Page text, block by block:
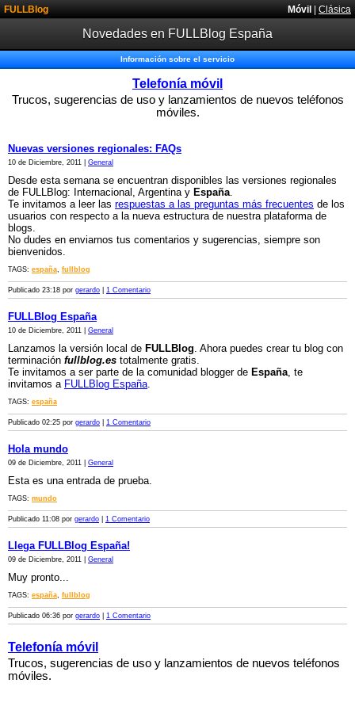
Móvil | Clásica
FULLBlog
Novedades en FULLBlog España
Información sobre el servicio
Telefonía móvil
Trucos, sugerencias de uso y lanzamientos de nuevos teléfonos
móviles.
Nuevas versiones regionales: FAQs
10 de Diciembre, 2011 | General
Desde esta semana se encuentran disponibles las versiones regionales
de FULLBlog: Internacional, Argentina y España.
Te invitamos a leer las respuestas a las preguntas más frecuentes de los
usuarios con respecto a la nueva estructura de nuestra plataforma de
blogs.
No dudes en enviarnos tus comentarios y sugerencias, siempre son
bienvenidos.
TAGS: españa, fullblog
Publicado 23:18 por gerardo 1 Comentario
FULLBlog España
10 de Diciembre, 2011 | General
Lanzamos la versión local de FULLBlog. Ahora puedes crear tu blog con
terminación fullblog.es totalmente gratis.
Te invitamos a ser parte de la comunidad blogger de España, te
invitamos a FULLBlog España.
TAGS: españa
Publicado 02:25 por gerardo 1 Comentario
Hola mundo
09 de Diciembre, 2011 | General
Esta es una entrada de prueba.
TAGS: mundo
Publicado 11:08 por gerardo 1 Comentario
Llega FULLBlog España!
09 de Diciembre, 2011 | General
Muy pronto...
TAGS: españa, fullblog
Publicado 06:36 por gerardo 1 Comentario
Telefonía móvil
Trucos, sugerencias de uso y lanzamientos de nuevos teléfonos
móviles.